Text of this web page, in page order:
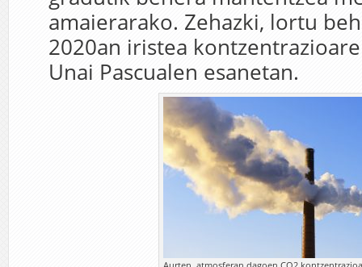
amaierarako. Zehazki, lortu
2020an iristea
Unai Pascualen esanetan.